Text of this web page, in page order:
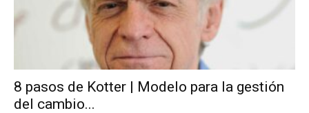
8 pasos de Kotter | Modelo para la gestión
del cambio...